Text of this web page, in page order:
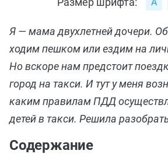
Я — мама двухлетней дочери.
ходим пешком или ездим на
Но вскоре нам предстоит
город на такси. И тут у меня
каким правилам ПДД
детей в такси. Решила
Содержание